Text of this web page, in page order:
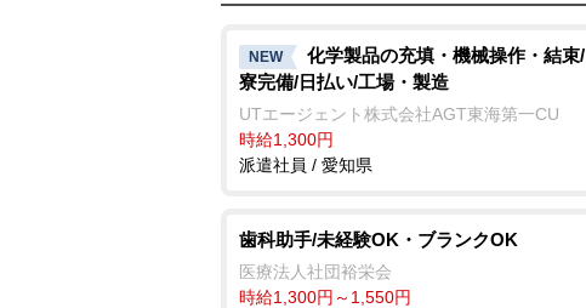
NEW
化学製品の充填・機械操作・結束/
寮完備/日払い/工場・製造
UTエージェント株式会社AGT東海第一CU
時給1,300円
派遣社員 / 愛知県
歯科助手/未経験OK・ブランクOK
医療法人社団裕栄会
時給1,300円～1,550円